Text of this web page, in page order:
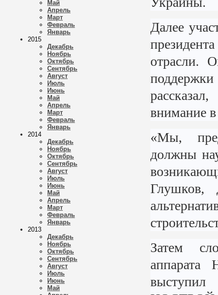
Май
Апрель
Март
Февраль
Январь
2015
Декабрь
Ноябрь
Октябрь
Сентябрь
Август
Июль
Июнь
Май
Апрель
Март
Февраль
Январь
2014
Декабрь
Ноябрь
Октябрь
Сентябрь
Август
Июль
Июнь
Май
Апрель
Март
Февраль
Январь
2013
Декабрь
Ноябрь
Октябрь
Сентябрь
Август
Июль
Июнь
Май
Далее
отрасли.
внимание
«Мы,
должны
Глушков,
Затем